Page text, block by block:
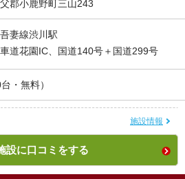
郡小鹿野町三山243
吾妻線渋川駅
道花園IC、国道140号＋国道299号
・無料）
施設情報
設に口コミをする